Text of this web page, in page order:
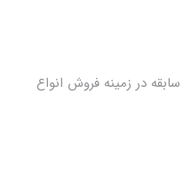
۲۰ سال سابقه در زمینه فروش انواع